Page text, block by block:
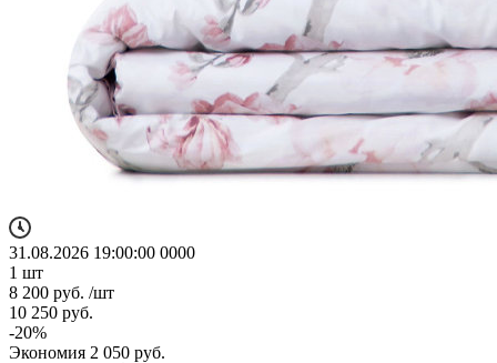
31.08.2026 19:00:00 0000
1 шт
8 200 руб. /шт
10 250 руб.
-20%
Экономия 2 050 руб.